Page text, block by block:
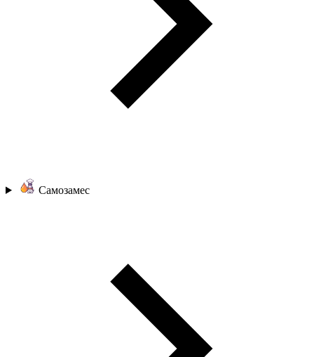
Самозамес